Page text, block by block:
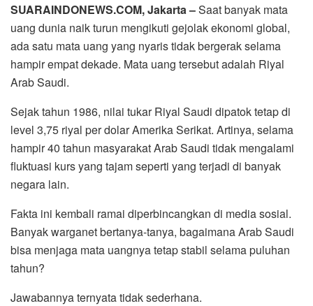
SUARAINDONEWS.COM, Jakarta –Saat banyak mata
uang dunia naik turun mengikuti gejolak ekonomi global,
ada satu mata uang yang nyaris tidak bergerak selama
hampir empat dekade. Mata uang tersebut adalah Riyal
Arab Saudi.
Sejak tahun 1986, nilai tukar Riyal Saudi dipatok tetap di
level 3,75 riyal per dolar Amerika Serikat. Artinya, selama
hampir 40 tahun masyarakat Arab Saudi tidak mengalami
fluktuasi kurs yang tajam seperti yang terjadi di banyak
negara lain.
Fakta ini kembali ramai diperbincangkan di media sosial.
Banyak warganet bertanya-tanya, bagaimana Arab Saudi
bisa menjaga mata uangnya tetap stabil selama puluhan
tahun?
Jawabannya ternyata tidak sederhana.